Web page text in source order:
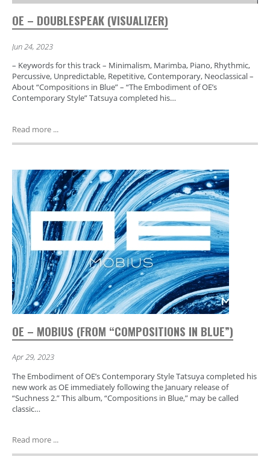
OE – DOUBLESPEAK (VISUALIZER)
Jun 24, 2023
– Keywords for this track – Minimalism, Marimba, Piano, Rhythmic,
Percussive, Unpredictable, Repetitive, Contemporary, Neoclassical –
About “Compositions in Blue” – “The Embodiment of OE’s
Contemporary Style” Tatsuya completed his…
Read more ...
OE – MOBIUS (FROM “COMPOSITIONS IN BLUE”)
Apr 29, 2023
The Embodiment of OE’s Contemporary Style Tatsuya completed his
new work as OE immediately following the January release of
“Suchness 2.” This album, “Compositions in Blue,” may be called
classic…
Read more ...